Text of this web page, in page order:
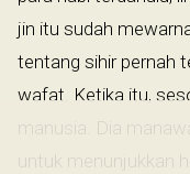
jin itu sudah
tentang sihir pernah
wafat. Ketika itu,
manusia. Dia
untuk menunjukkan